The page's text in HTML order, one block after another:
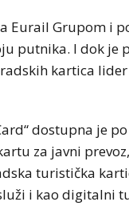
Eurail Grupom i
putnika. I dok je
kartica
dostupna je
za javni
turistička
i kao digitalni